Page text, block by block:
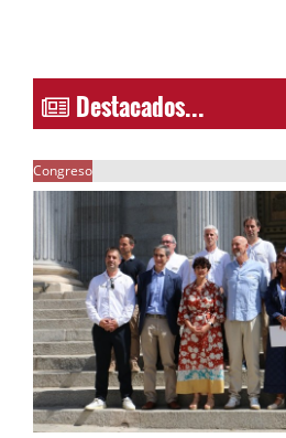
Destacados...
Congreso